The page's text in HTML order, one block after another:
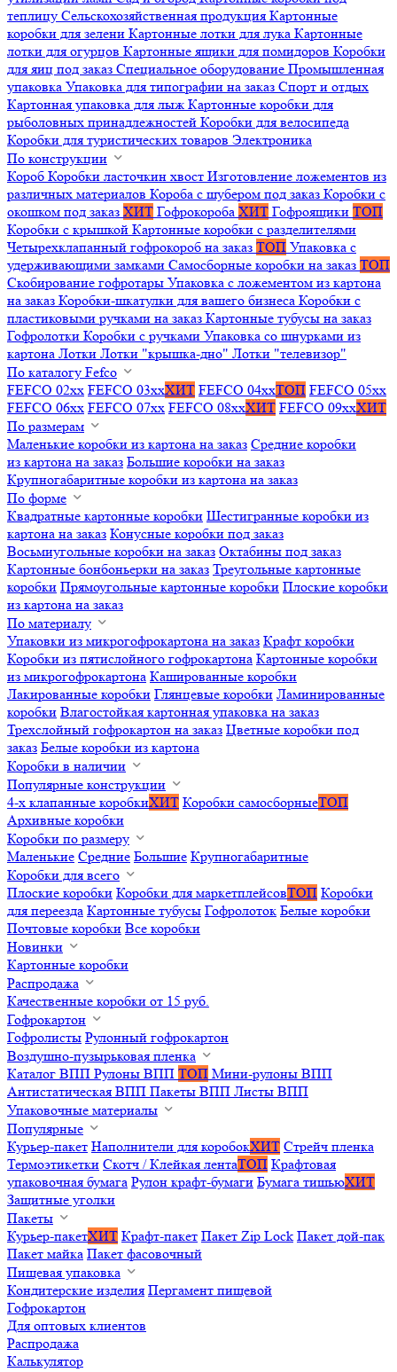
теплицу Сельскохозяйственная продукция Картонные
коробки для зелени Картонные лотки для лука Картонные
лотки для огурцов Картонные ящики для помидоров Коробки
для яиц под заказ Специальное оборудование Промышленная
упаковка Упаковка для типографии на заказ Спорт и отдых
Картонная упаковка для лыж Картонные коробки для
рыболовных принадлежностей Коробки для велосипеда
Коробки для туристических товаров Электроника
По конструкции
Короб Коробки ласточкин хвост Изготовление ложементов из
различных материалов Короба с шубером под заказ Коробки с
окошком под заказ ХИТ Гофрокороба ХИТ Гофроящики ТОП
Коробки с крышкой Картонные коробки с разделителями
Четырехклапанный гофрокороб на заказ ТОП Упаковка с
удерживающими замками Самосборные коробки на заказ ТОП
Скобирование гофротары Упаковка с ложементом из картона
на заказ Коробки-шкатулки для вашего бизнеса Коробки с
пластиковыми ручками на заказ Картонные тубусы на заказ
Гофролотки Коробки с ручками Упаковка со шнурками из
картона Лотки Лотки "крышка-дно" Лотки "телевизор"
По каталогу Fefco
FEFCO 02xx FEFCO 03xxХИТ FEFCO 04xxТОП FEFCO 05xx
FEFCO 06xx FEFCO 07xx FEFCO 08xxХИТ FEFCO 09xxХИТ
По размерам
Маленькие коробки из картона на заказ Средние коробки
из картона на заказ Большие коробки на заказ
Крупногабаритные коробки из картона на заказ
По форме
Квадратные картонные коробки Шестигранные коробки из
картона на заказ Конусные коробки под заказ
Восьмиугольные коробки на заказ Октабины под заказ
Картонные бонбоньерки на заказ Треугольные картонные
коробки Прямоугольные картонные коробки Плоские коробки
из картона на заказ
По материалу
Упаковки из микрогофрокартона на заказ Крафт коробки
Коробки из пятислойного гофрокартона Картонные коробки
из микрогофрокартона Кашированные коробки
Лакированные коробки Глянцевые коробки Ламинированные
коробки Влагостойкая картонная упаковка на заказ
Трехслойный гофрокартон на заказ Цветные коробки под
заказ Белые коробки из картона
Коробки в наличии
Популярные конструкции
4-х клапанные коробкиХИТ Коробки самосборныеТОП
Архивные коробки
Коробки по размеру
Маленькие Средние Большие Крупногабаритные
Коробки для всего
Плоские коробки Коробки для маркетплейсовТОП Коробки
для переезда Картонные тубусы Гофролоток Белые коробки
Почтовые коробки Все коробки
Новинки
Картонные коробки
Распродажа
Качественные коробки от 15 руб.
Гофрокартон
Гофролисты Рулонный гофрокартон
Воздушно-пузырьковая пленка
Каталог ВПП Рулоны ВПП ТОП Мини-рулоны ВПП
Антистатическая ВПП Пакеты ВПП Листы ВПП
Упаковочные материалы
Популярные
Курьер-пакет Наполнители для коробокХИТ Стрейч пленка
Термоэтикетки Скотч / Клейкая лентаТОП Крафтовая
упаковочная бумага Рулон крафт-бумаги Бумага тишьюХИТ
Защитные уголки
Пакеты
Курьер-пакетХИТ Крафт-пакет Пакет Zip Lock Пакет дой-пак
Пакет майка Пакет фасовочный
Пищевая упаковка
Кондитерские изделия Пергамент пищевой
Гофрокартон
Для оптовых клиентов
Распродажа
Калькулятор